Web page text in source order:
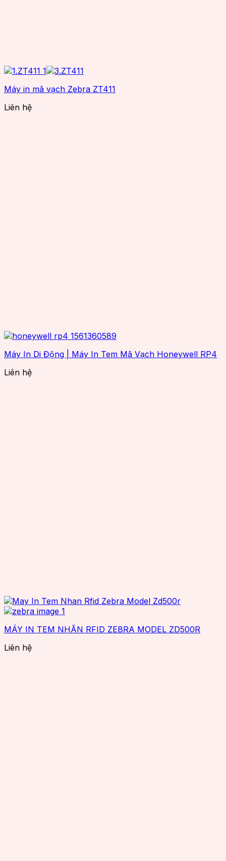
Máy in mã vạch Zebra ZT411
Liên hệ
Máy In Di Động | Máy In Tem Mã Vạch Honeywell RP4
Liên hệ
MÁY IN TEM NHÃN RFID ZEBRA MODEL ZD500R
Liên hệ